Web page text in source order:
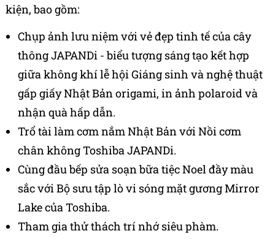
kiện, bao gồm:
Chụp ảnh lưu niệm với vẻ đẹp tinh tế của cây
thông JAPANDi - biểu tượng sáng tạo kết hợp
giữa không khí lễ hội Giáng sinh và nghệ thuật
gấp giấy Nhật Bản origami, in ảnh polaroid và
nhận quà hấp dẫn.
Trổ tài làm cơm nắm Nhật Bản với Nồi cơm
chân không Toshiba JAPANDi.
Cùng đầu bếp sửa soạn bữa tiệc Noel đầy màu
sắc với Bộ sưu tập lò vi sóng mặt gương Mirror
Lake của Toshiba.
Tham gia thử thách trí nhớ siêu phàm.